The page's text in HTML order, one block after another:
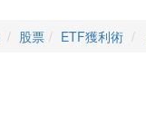
股票 ETF獲利術